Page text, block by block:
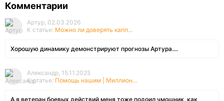
Комментарии
Артур, 02.03.2026
К статье: Можно ли доверять капп...
Хорошую динамику демонстрируют прогнозы Артура....
Александр, 15.11.2025
К статье: Помощь нашим | Миллион...
А я ветеран боевых действий меня тоже подоил чмошник, как